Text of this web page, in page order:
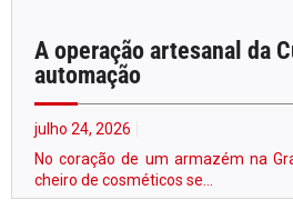
A operação artesanal da
automação
julho 24, 2026
No coração de um armazém na
cheiro de cosméticos se...